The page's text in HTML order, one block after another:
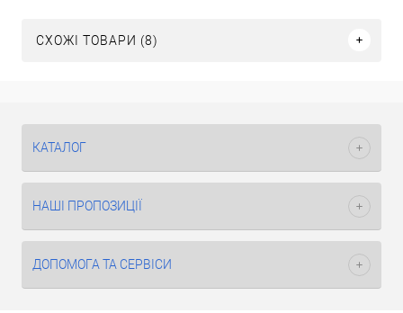
СХОЖІ ТОВАРИ (8)
КАТАЛОГ
НАШІ ПРОПОЗИЦІЇ
ДОПОМОГА ТА СЕРВІСИ